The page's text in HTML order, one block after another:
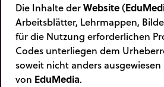
Die Inhalte derWebsite(
Arbeitsblätter, Lehrmappen,
für die Nutzung erforderlichen
Codes unterliegen dem
soweit nicht anders
von EduMedia.